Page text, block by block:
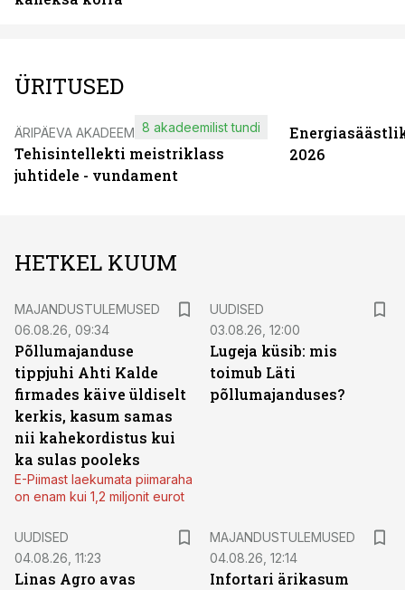
ÜRITUSED
ÄRIPÄEVA AKADEEMIA
Tehisintellekti meistriklass
juhtidele - vundament
8 akadeemilist tundi
2026
HETKEL KUUM
MAJANDUSTULEMUSED
06.08.26, 09:34
Põllumajanduse
tippjuhi Ahti Kalde
firmades käive üldiselt
kerkis, kasum samas
nii kahekordistus kui
ka sulas pooleks
E-Piimast laekumata piimaraha
on enam kui 1,2 miljonit eurot
UUDISED
03.08.26, 12:00
Lugeja küsib: mis
toimub Läti
põllumajanduses?
UUDISED
04.08.26, 11:23
Linas Agro avas
MAJANDUSTULEMUSED
04.08.26, 12:14
Infortari ärikasum